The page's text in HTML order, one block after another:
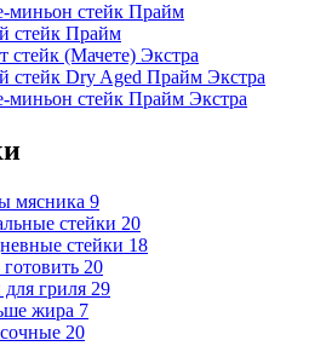
миньон стейк Прайм
cтейк Прайм
стейк (Мачете) Экстра
стейк Dry Aged Прайм Экстра
миньон стейк Прайм Экстра
мясника 9
стейки 20
стейки 18
20
гриля 29
жира 7
20